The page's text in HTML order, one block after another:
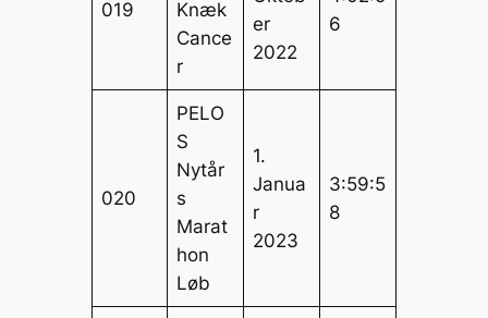
019
Knæk
Cance
r
er
2022
6
020
PELO
S
Nytår
s
Marat
hon
Løb
1.
Janua
r
2023
3:59:5
8